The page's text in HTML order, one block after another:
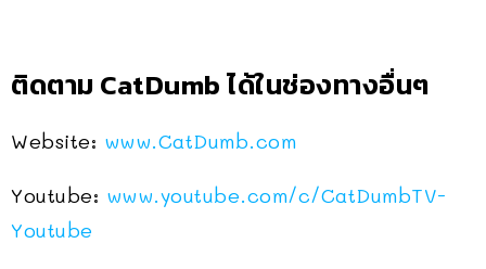
ติดตาม CatDumb ได้ในช่องทางอื่นๆ
Website: www.CatDumb.com
Youtube: www.youtube.com/c/CatDumbTV-
Youtube